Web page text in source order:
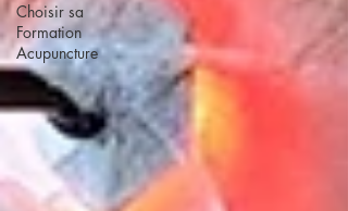
Choisir sa
Formation
Acupuncture